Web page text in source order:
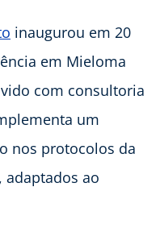
inaugurou em 20
em Mieloma
com consultoria
um
nos protocolos da
ao